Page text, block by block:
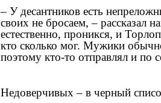
– У десантников есть
своих не бросаем, – рассказал
естественно, проникся, и
кто сколько мог. Мужики
поэтому кто-то отправлял и по
Недоверчивых – в черный